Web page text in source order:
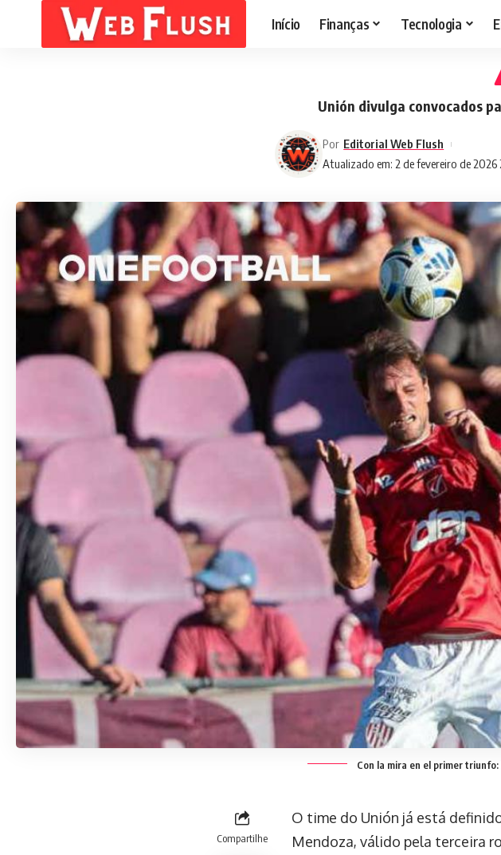
Início Finanças Tecnologia
Unión divulga convocados
Atualizado em: 2 de fevereiro de 2026
Por Editorial Web Flush
Con la mira en el primer
Compartilhe
O time do Unión já está
Mendoza, válido pela terceira